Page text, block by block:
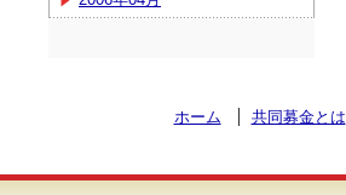
ホーム 共同募金とは